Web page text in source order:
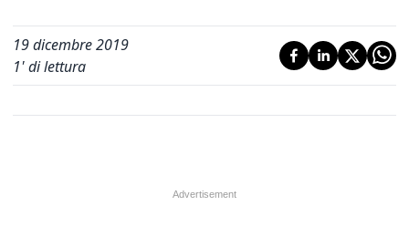
19 dicembre 2019
1' di lettura